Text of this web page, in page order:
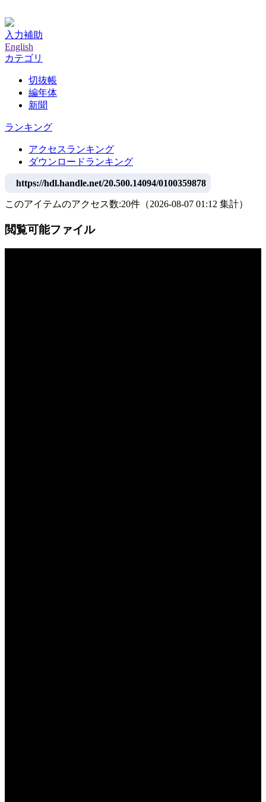
入力補助
English
カテゴリ
切抜帳
編年体
新聞
ランキング
アクセスランキング
ダウンロードランキング
https://hdl.handle.net/20.500.14094/0100359878
このアイテムのアクセス数:20件 （2026-08-07 01:12 集計）
閲覧可能ファイル